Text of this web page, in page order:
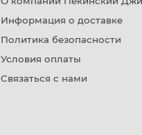
Информация о доставке
Политика безопасности
Условия оплаты
Связаться с нами